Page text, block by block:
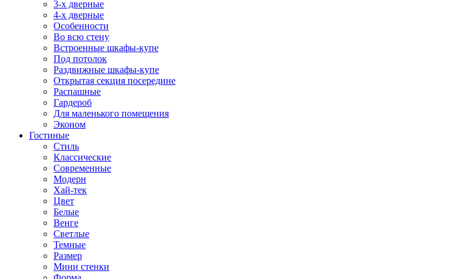
3-х дверные
4-х дверные
Особенности
Во всю стену
Встроенные шкафы-купе
Под потолок
Раздвижные шкафы-купе
Открытая секция посередине
Распашные
Гардероб
Для маленького помещения
Эконом
Гостиные
Стиль
Классические
Современные
Модерн
Хай-тек
Цвет
Белые
Венге
Светлые
Темные
Размер
Мини стенки